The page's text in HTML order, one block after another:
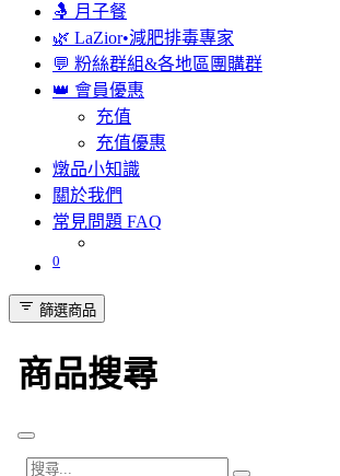
🤱 月子餐
🌿 LaZior•減肥排毒專家
💬 粉絲群組&各地區團購群
👑 會員優惠
充值
充值優惠
燉品小知識
關於我們
常見問題 FAQ
0
篩選商品
商品搜尋